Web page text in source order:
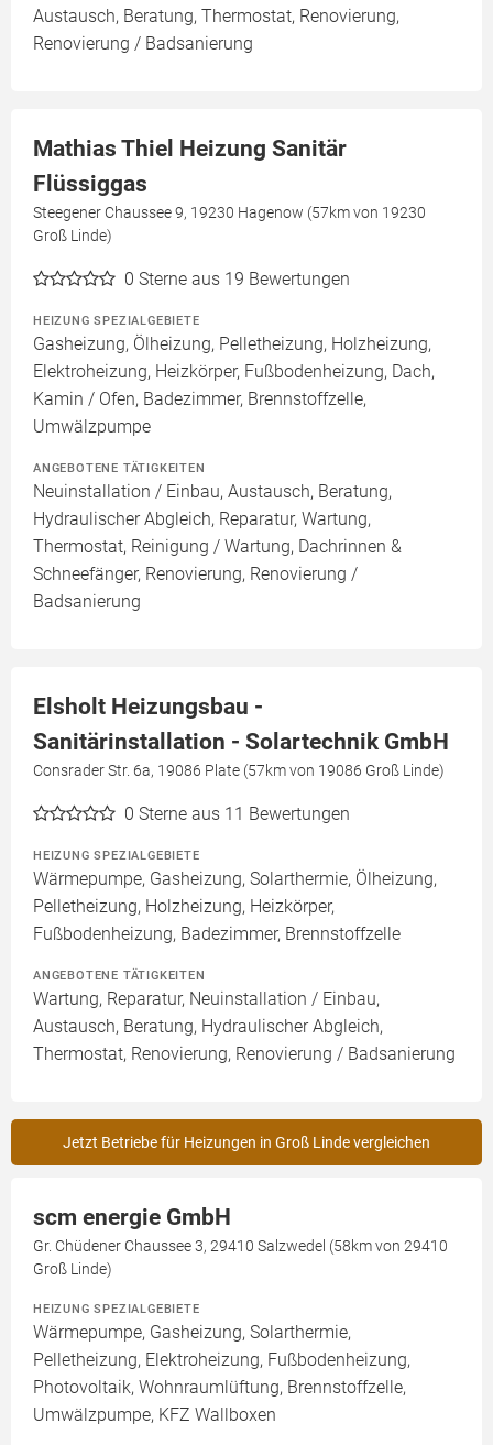
Austausch, Beratung, Thermostat, Renovierung,
Renovierung / Badsanierung
Mathias Thiel Heizung Sanitär
Flüssiggas
Steegener Chaussee 9, 19230 Hagenow (57km von 19230
Groß Linde)
0 Sterne aus 19 Bewertungen
HEIZUNG SPEZIALGEBIETE
Gasheizung, Ölheizung, Pelletheizung, Holzheizung,
Elektroheizung, Heizkörper, Fußbodenheizung, Dach,
Kamin / Ofen, Badezimmer, Brennstoffzelle,
Umwälzpumpe
ANGEBOTENE TÄTIGKEITEN
Neuinstallation / Einbau, Austausch, Beratung,
Hydraulischer Abgleich, Reparatur, Wartung,
Thermostat, Reinigung / Wartung, Dachrinnen &
Schneefänger, Renovierung, Renovierung /
Badsanierung
Elsholt Heizungsbau -
Sanitärinstallation - Solartechnik GmbH
Consrader Str. 6a, 19086 Plate (57km von 19086 Groß Linde)
0 Sterne aus 11 Bewertungen
HEIZUNG SPEZIALGEBIETE
Wärmepumpe, Gasheizung, Solarthermie, Ölheizung,
Pelletheizung, Holzheizung, Heizkörper,
Fußbodenheizung, Badezimmer, Brennstoffzelle
ANGEBOTENE TÄTIGKEITEN
Wartung, Reparatur, Neuinstallation / Einbau,
Austausch, Beratung, Hydraulischer Abgleich,
Thermostat, Renovierung, Renovierung / Badsanierung
Jetzt Betriebe für Heizungen in Groß Linde vergleichen
scm energie GmbH
Gr. Chüdener Chaussee 3, 29410 Salzwedel (58km von 29410
Groß Linde)
HEIZUNG SPEZIALGEBIETE
Wärmepumpe, Gasheizung, Solarthermie,
Pelletheizung, Elektroheizung, Fußbodenheizung,
Photovoltaik, Wohnraumlüftung, Brennstoffzelle,
Umwälzpumpe, KFZ Wallboxen